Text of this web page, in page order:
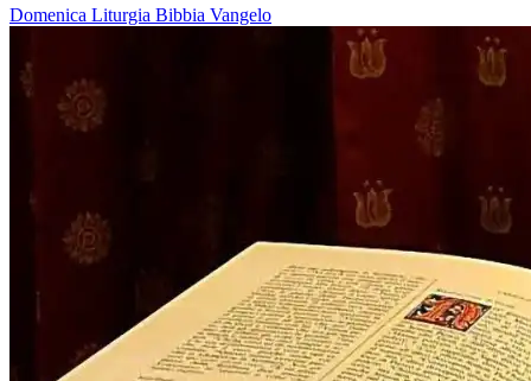
Domenica Liturgia Bibbia Vangelo